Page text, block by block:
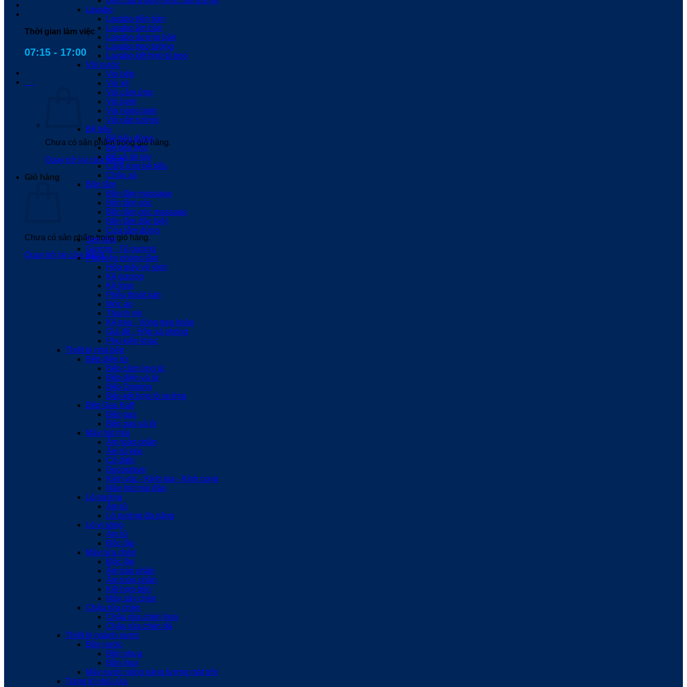
Thời gian làm việc
07:15 - 17:00
Chưa có sản phẩm trong giỏ hàng.
Quay trở lại cửa hàng
Giỏ hàng
Chưa có sản phẩm trong giỏ hàng.
Quay trở lại cửa hàng
Lavabo
Lavabo trên bàn
Lavabo âm bàn
Lavabo dương bàn
Lavabo treo tường
Lavabo kết hợp tủ treo
Vòi nước
Vòi bếp
Vòi xịt
Vòi cảm ứng
Vòi lạnh
Vòi nóng lạnh
Vòi gắn tường
Bệ tiểu
Bệ tiểu đứng
Bệ tiểu treo
Bộ xả ấn tay
Cảm ứng bệ tiểu
Chậu xả
Bồn tắm
Bồn tắm massage
Bồn tắm góc
Bồn tắm góc massage
Bồn tắm đặc biệt
Cửa tắm đứng
Sen tắm
Gương - Tủ gương
Phụ kiện phòng tắm
Hộp giấy vệ sinh
Kệ gương
Kệ Inox
Phễu thoát sàn
Móc áo
Thanh vịn
Kệ treo - Vòng treo khăn
Giá để - Hộp xà phòng
Phụ kiện khác
Thiết bị nhà bếp
Bếp điện từ
Bếp cảm ứng từ
Bếp điện và từ
Bếp Domino
Bếp kết hợp lò nướng
Bếp Gas Kaff
Bếp gas
Bếp gas và từ
Máy hút mùi
Âm toàn phần
Âm tủ kéo
Cổ điển
Decorative
Kính vác - Kính toa - Kính cong
Máy hút mùi đảo
Lò nướng
Âm tủ
Lò nướng đa năng
Lò vi sóng
Âm tủ
Độc lập
Máy rửa chén
Độc lập
Âm bán phần
Âm toàn phần
Kết hợp bồn
Máy sấy chén
Chậu rửa chén
Chậu rửa chén Inox
Chậu rửa chén đá
Thiết bị ngành nước
Bồn nước
Bồn nhựa
Bồn Inox
Máy nước nóng năng lượng mặt trời
Trang trí nhà cửa